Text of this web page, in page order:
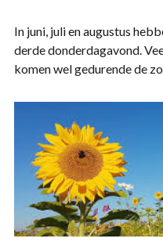
In juni, juli en augustus
derde donderdagavond.
komen wel gedurende de